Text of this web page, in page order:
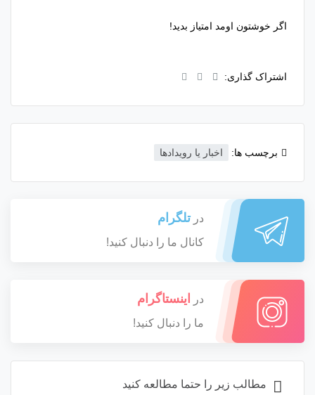
اگر خوشتون اومد امتیاز بدید!
اشتراک گذاری:
برچسب ها: اخبار یا رویدادها
در تلگرام
کانال ما را دنبال کنید!
در اینستاگرام
ما را دنبال کنید!
مطالب زیر را حتما مطالعه کنید